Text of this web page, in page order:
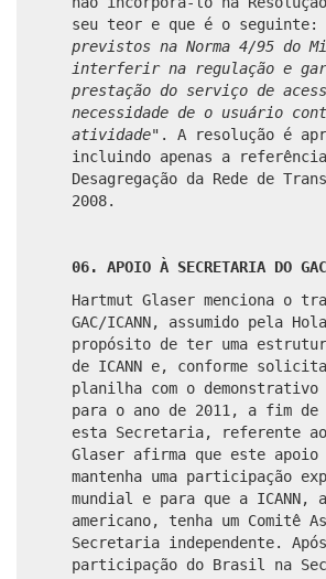
seu teor e que é o seguinte:
previstos na Norma 4/95 do
interferir na regulação e
prestação do serviço de
necessidade de o usuário
atividade". A resolução é
incluindo apenas a
Desagregação da Rede de
2008.
06. APOIO À SECRETARIA DO
Hartmut Glaser menciona o
GAC/ICANN, assumido pela
propósito de ter uma
de ICANN e, conforme
planilha com o demonstrativo
para o ano de 2011, a fim
esta Secretaria, referente
Glaser afirma que este
mantenha uma participação
mundial e para que a ICANN,
americano, tenha um Comitê
Secretaria independente.
participação do Brasil na